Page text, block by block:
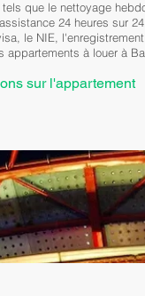
que le nettoyage
24 heures sur
le NIE,
appartements à louer à
sur l'appartement